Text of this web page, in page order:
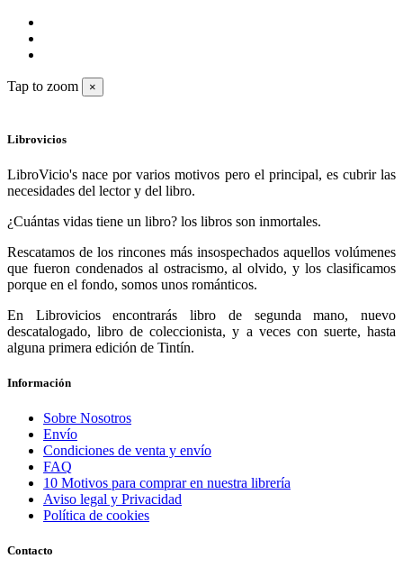
Tap to zoom ×
Librovicios
LibroVicio's nace por varios motivos pero el principal, es cubrir las
necesidades del lector y del libro.
¿Cuántas vidas tiene un libro? los libros son inmortales.
Rescatamos de los rincones más insospechados aquellos volúmenes
que fueron condenados al ostracismo, al olvido, y los clasificamos
porque en el fondo, somos unos románticos.
En Librovicios encontrarás libro de segunda mano, nuevo
descatalogado, libro de coleccionista, y a veces con suerte, hasta
alguna primera edición de Tintín.
Información
Sobre Nosotros
Envío
Condiciones de venta y envío
FAQ
10 Motivos para comprar en nuestra librería
Aviso legal y Privacidad
Política de cookies
Contacto